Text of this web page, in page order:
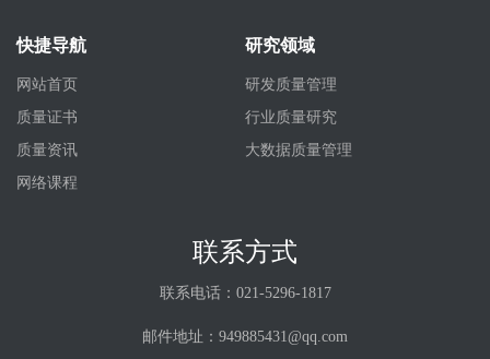
快捷导航
网站首页
质量证书
质量资讯
网络课程
研究领域
研发质量管理
行业质量研究
大数据质量管理
联系方式
联系电话：021-5296-1817
邮件地址：949885431@qq.com